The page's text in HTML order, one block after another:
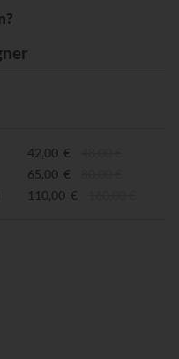
42,00 €
65,00 €
110,00 €